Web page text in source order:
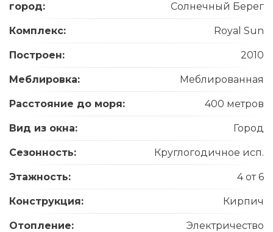
город: Солнечный Берег
Комплекс: Royal Sun
Построен: 2010
Меблировка: Меблированная
Расстояние до моря: 400 метров
Вид из окна: Город
Сезонность: Круглогодичное исп.
Этажность: 4 от 6
Конструкция: Кирпич
Отопление: Электричество